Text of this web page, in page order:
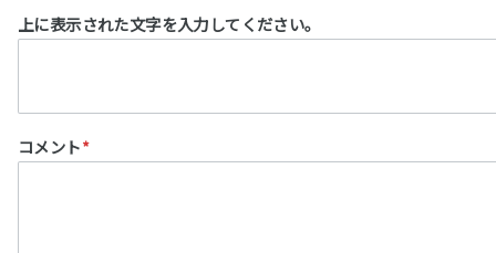
上に表示された文字を入力してください。
コメント*